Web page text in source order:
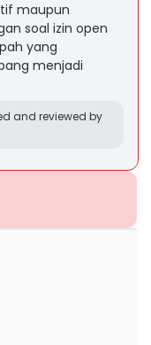
maupun
soal izin open
yang
menjadi
and reviewed by